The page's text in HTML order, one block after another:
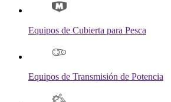
Equipos de Cubierta para Pesca
Equipos de Transmisión de Potencia